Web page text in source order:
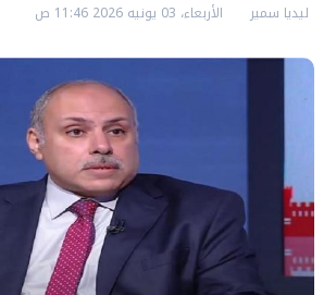
ليديا سمير الأربعاء، 03 يونيه 2026 11:46 ص